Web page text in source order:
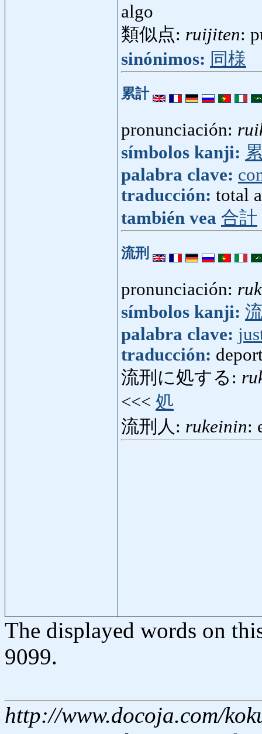
algo
類似点: ruijiten:
sinónimos: 同様
累計
pronunciación:
símbolos kanji:
palabra clave:
traducción: total
también vea 合計
流刑
pronunciación:
símbolos kanji:
palabra clave:
traducción:
流刑に処する:
<<< 処
流刑人: rukeinin:
The displayed words on
9099.
http://www.docoja.com/